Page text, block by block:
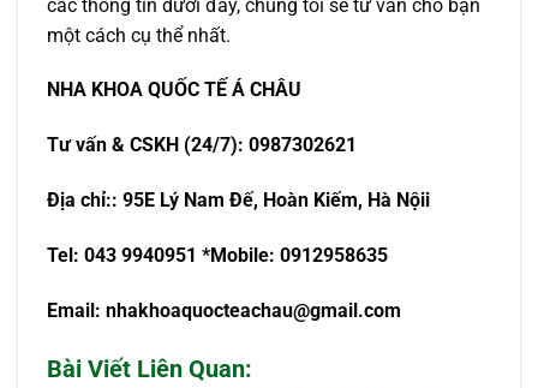
các thông tin dưới đây, chúng tôi sẽ tư vấn cho bạn
một cách cụ thể nhất.
NHA KHOA QUỐC TẾ Á CHÂU
Tưvấn & CSKH (24/7): 0987302621
Địa chỉ:: 95E Lý Nam Đế, Hoàn Kiếm, Hà Nộii
Tel: 043 9940951 *Mobile: 0912958635
Email: nhakhoaquocteachau@gmail.com
Bài Viết Liên Quan: